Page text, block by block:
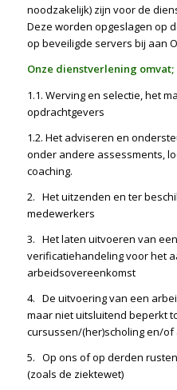
noodzakelijk) zijn voor de
Deze worden opgeslagen op
op beveiligde servers bij aan
Onze dienstverlening omvat;
1.1. Werving en selectie, het
opdrachtgevers
1.2. Het adviseren en
onder andere assessments,
coaching.
2. Het uitzenden en ter
medewerkers
3. Het laten uitvoeren van
verificatiehandeling voor het
arbeidsovereenkomst
4. De uitvoering van een
maar niet uitsluitend beperkt
cursussen/(her)scholing en/of
5. Op ons of op derden
(zoals de ziektewet)